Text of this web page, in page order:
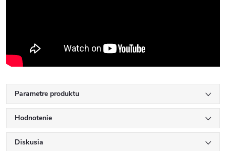
Parametre produktu
Hodnotenie
Diskusia